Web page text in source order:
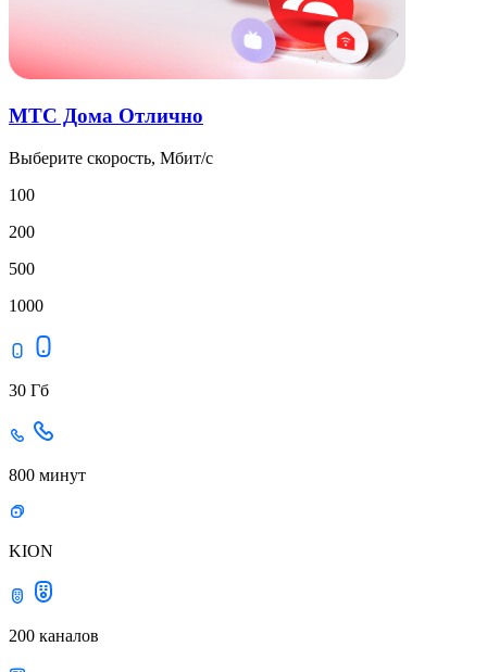
МТС Дома Отлично
Выберите скорость, Мбит/с
100
200
500
1000
30 Гб
800 минут
KION
200 каналов